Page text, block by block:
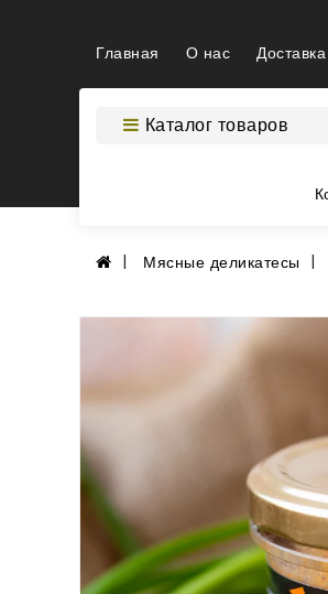
Главная О нас
Каталог товаров
Мясные деликатесы